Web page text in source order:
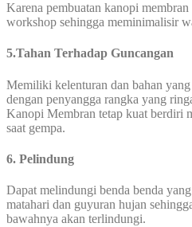
Karena pembuatan kanopi
workshop sehingga meminimalisir
5.Tahan Terhadap Guncangan
Memiliki kelenturan dan bahan
dengan penyangga rangka yang
Kanopi Membran tetap kuat berdiri
saat gempa.
6. Pelindung
Dapat melindungi benda benda
matahari dan guyuran hujan
bawahnya akan terlindungi.